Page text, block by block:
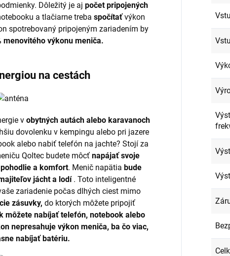
Dôležitý je ajpočet pripojených
a tlačiarne treba spočítaťvýkon
spotrebovaný pripojeným zariadením by
menovitého výkonu meniča.
na cestách
vobytných autách alebo karavanoch
dovolenku v kempingu alebo pri jazere
alebo nabiť telefón na jachte? Stojí za
Qoltec budete môcťnapájať svoje
a komfort. Menič napätiabude
jácht a lodí. Toto inteligentné
zariadenie počas dlhých ciest mimo
zásuvky, do ktorých môžete pripojiť
môžete nabíjať telefón, notebook alebo
nepresahuje výkon meniča, ba čo viac,
nabíjať batériu.